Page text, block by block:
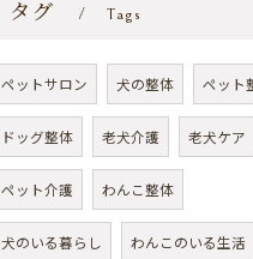
タグ Tags
ペットサロン 犬の整体 ペット
ドッグ整体 老犬介護 老犬ケア
ペット介護 わんこ整体
犬のいる暮らし わんこのいる生活